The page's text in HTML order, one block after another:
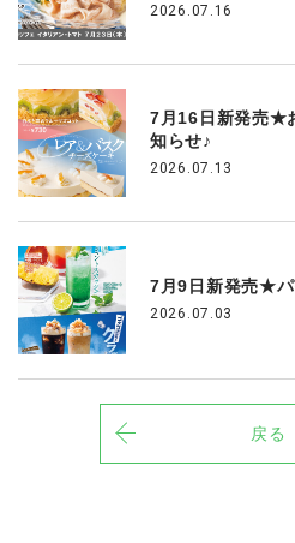
2026.07.16
7月16日新発売★
知らせ♪
2026.07.13
7月9日新発売★パ
2026.07.03
戻る